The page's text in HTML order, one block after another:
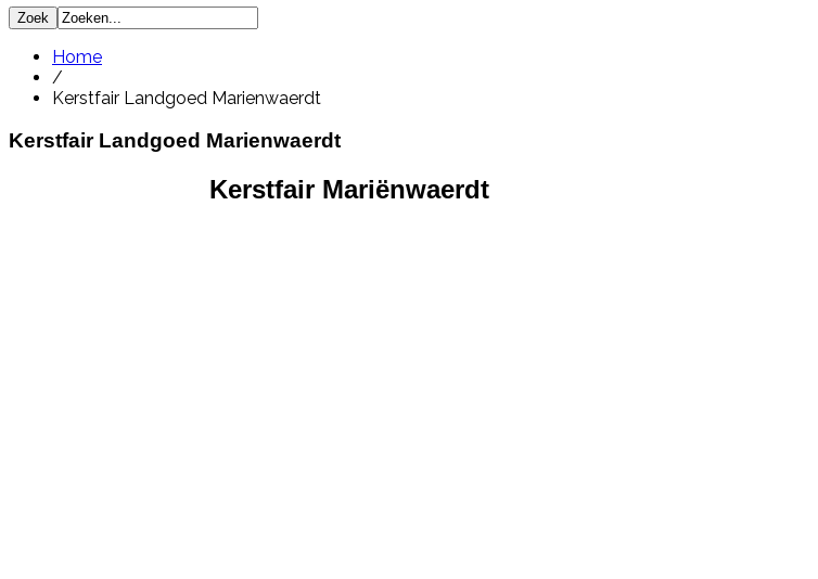
Home
/
Kerstfair Landgoed Marienwaerdt
Kerstfair Landgoed Marienwaerdt
Kerstfair Mariënwaerdt